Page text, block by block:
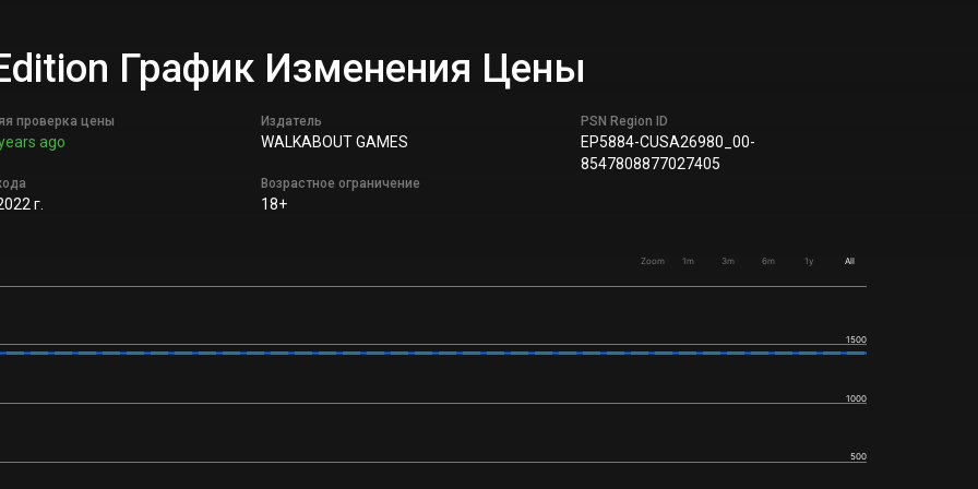
График Изменения Цены
проверка цены
ago
г.
Издатель
WALKABOUT GAMES
Возрастное ограничение
18+
PSN Region ID
EP5884-CUSA26980_00-
8547808877027405
Zoom 1m 3m 6m 1y All
500
1000
1500